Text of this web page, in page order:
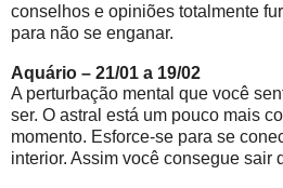
conselhos e opiniões totalmente
para não se enganar.
Aquário – 21/01 a 19/02
A perturbação mental que você
ser. O astral está um pouco mais
momento. Esforce-se para se
interior. Assim você consegue sair